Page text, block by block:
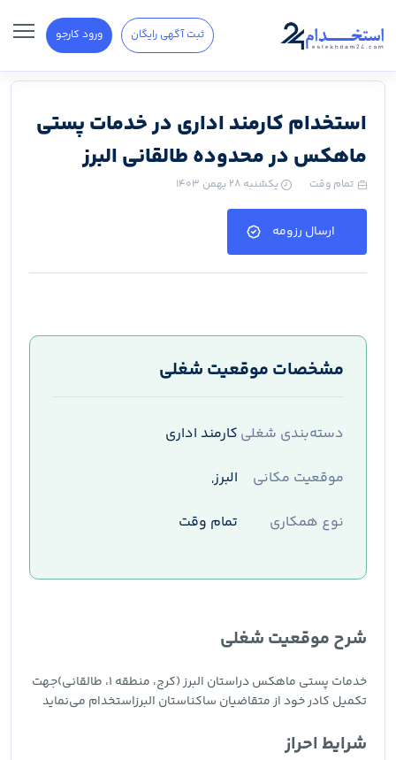
ثبت آگهی رایگان ورود کارجو
استخدام کارمند اداری در خدمات پستی
ماهکس در محدوده طالقانی البرز
تمام وقت یکشنبه ۲۸ بهمن ۱۴۰۳
ارسال رزومه
مشخصات موقعیت شغلی
دسته‌بندی شغلی کارمند اداری
موقعیت مکانی
البرز,
نوع همکاری
تمام وقت
شرح موقعیت شغلی
خدمات پستی ماهکس دراستان البرز (کرج، منطقه ۱، طالقانی)جهت
تکمیل کادر خود از متقاضیان ساکناستان البرزاستخدام می‌نماید
شرایط احراز